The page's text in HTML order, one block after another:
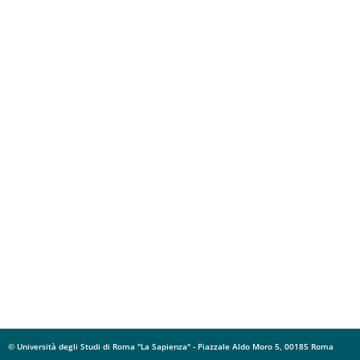
© Università degli Studi di Roma "La Sapienza" - Piazzale Aldo Moro 5, 00185 Roma